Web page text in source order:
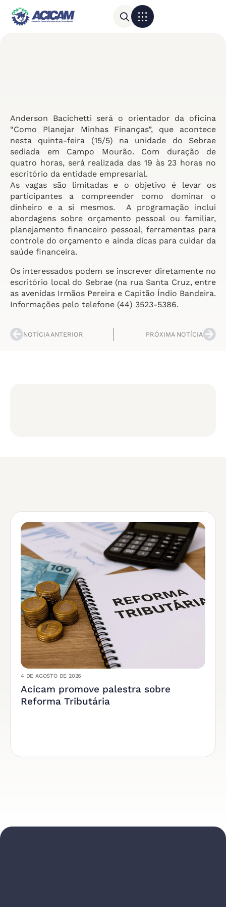
Anderson Bacichetti será o orientador da oficina
“Como Planejar Minhas Finanças”, que acontece
nesta quinta-feira (15/5) na unidade do Sebrae
sediada em Campo Mourão. Com duração de
quatro horas, será realizada das 19 às 23 horas no
escritório da entidade empresarial.
As vagas são limitadas e o objetivo é levar os
participantes a compreender como dominar o
dinheiro e a si mesmos. A programação inclui
abordagens sobre orçamento pessoal ou familiar,
planejamento financeiro pessoal, ferramentas para
controle do orçamento e ainda dicas para cuidar da
saúde financeira.
Os interessados podem se inscrever diretamente no
escritório local do Sebrae (na rua Santa Cruz, entre
as avenidas Irmãos Pereira e Capitão Índio Bandeira.
Informações pelo telefone (44) 3523-5386.
NOTÍCIA ANTERIOR PRÓXIMA NOTÍCIA
4 DE AGOSTO DE 2026
Acicam promove palestra sobre
Reforma Tributária